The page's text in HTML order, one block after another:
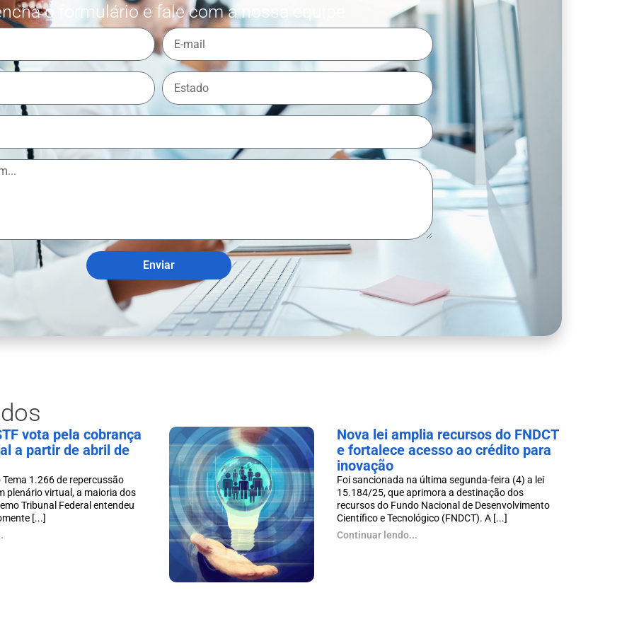
o formulário e fale com a nossa equipe.
Enviar
vota pela cobrança
a partir de abril de
1.266 de repercussão
plenário virtual, a maioria dos
Tribunal Federal entendeu
[...]
Nova lei amplia recursos do FNDCT
e fortalece acesso ao crédito para
inovação
Foi sancionada na última segunda-feira (4) a lei
15.184/25, que aprimora a destinação dos
recursos do Fundo Nacional de Desenvolvimento
Científico e Tecnológico (FNDCT). A [...]
Continuar lendo...